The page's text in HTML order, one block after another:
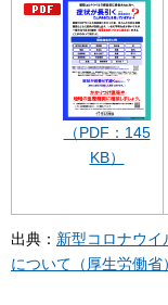
（PDF：145
KB）
出典： 新型コロナウイ
について（厚生労働省）